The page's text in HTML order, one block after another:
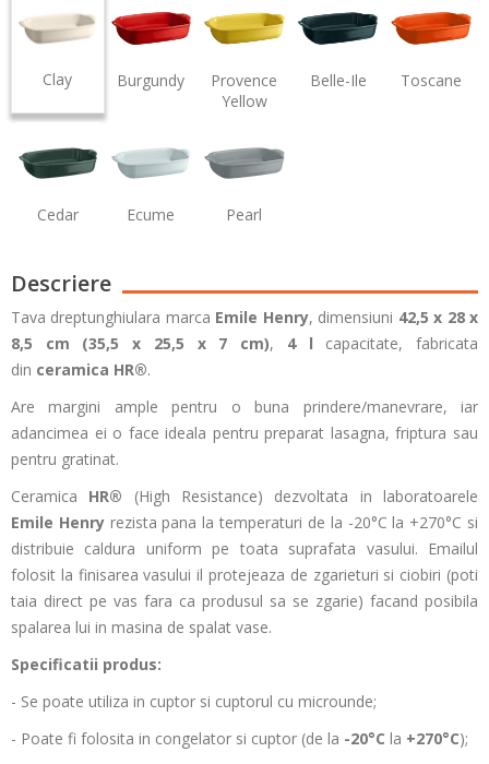
Clay Burgundy
Provence
Yellow
Belle-Ile Toscane
Cedar Ecume Pearl
Descriere
Tava dreptunghiulara marca Emile Henry, dimensiuni 42,5 x 28 x
8,5 cm (35,5 x 25,5 x 7 cm), 4 l capacitate, fabricata
din ceramica HR®.
Are margini ample pentru o buna prindere/manevrare, iar
adancimea ei o face ideala pentru preparat lasagna, friptura sau
pentru gratinat.
Ceramica HR® (High Resistance) dezvoltata in laboratoarele
Emile Henryrezista pana la temperaturi de la -20°C la +270°C si
distribuie caldura uniform pe toata suprafata vasului. Emailul
folosit la finisarea vasului il protejeaza de zgarieturi si ciobiri (poti
taia direct pe vas fara ca produsul sa se zgarie) facand posibila
spalarea lui in masina de spalat vase.
Specificatii produs:
- Se poate utiliza in cuptor si cuptorul cu microunde;
- Poate fi folosita in congelator si cuptor (de la -20°C la +270°C);